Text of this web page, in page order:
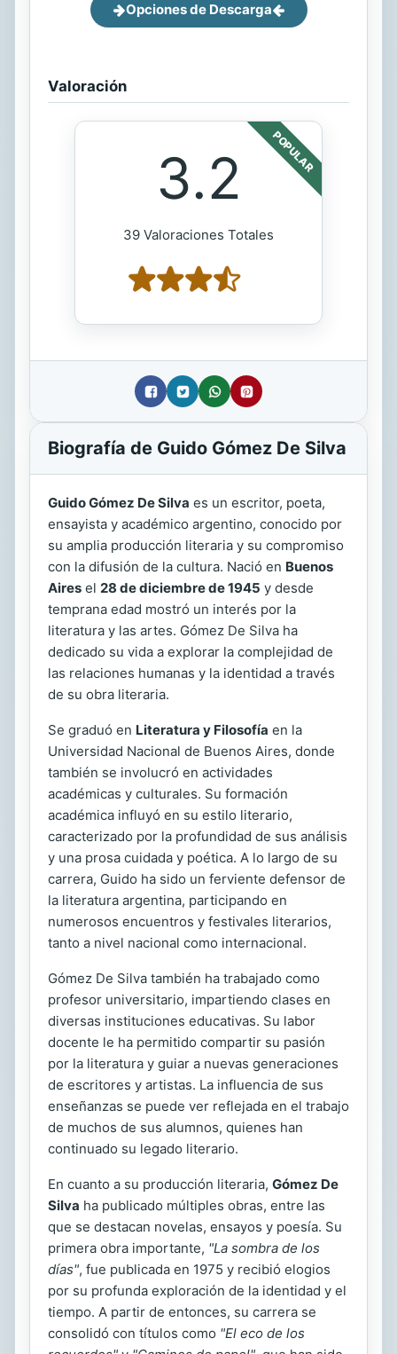
Opciones de Descarga
Valoración
POPULAR
3.2
39 Valoraciones Totales
Biografía de Guido Gómez De Silva
Guido Gómez De Silva es un escritor, poeta,
ensayista y académico argentino, conocido por
su amplia producción literaria y su compromiso
con la difusión de la cultura. Nació en Buenos
Aires el 28 de diciembre de 1945 y desde
temprana edad mostró un interés por la
literatura y las artes. Gómez De Silva ha
dedicado su vida a explorar la complejidad de
las relaciones humanas y la identidad a través
de su obra literaria.
Se graduó en Literatura y Filosofía en la
Universidad Nacional de Buenos Aires, donde
también se involucró en actividades
académicas y culturales. Su formación
académica influyó en su estilo literario,
caracterizado por la profundidad de sus análisis
y una prosa cuidada y poética. A lo largo de su
carrera, Guido ha sido un ferviente defensor de
la literatura argentina, participando en
numerosos encuentros y festivales literarios,
tanto a nivel nacional como internacional.
Gómez De Silva también ha trabajado como
profesor universitario, impartiendo clases en
diversas instituciones educativas. Su labor
docente le ha permitido compartir su pasión
por la literatura y guiar a nuevas generaciones
de escritores y artistas. La influencia de sus
enseñanzas se puede ver reflejada en el trabajo
de muchos de sus alumnos, quienes han
continuado su legado literario.
En cuanto a su producción literaria, Gómez De
Silva ha publicado múltiples obras, entre las
que se destacan novelas, ensayos y poesía. Su
primera obra importante, "La sombra de los
días", fue publicada en 1975 y recibió elogios
por su profunda exploración de la identidad y el
tiempo. A partir de entonces, su carrera se
consolidó con títulos como "El eco de los